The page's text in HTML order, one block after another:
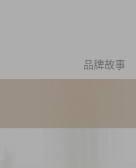
品牌故事